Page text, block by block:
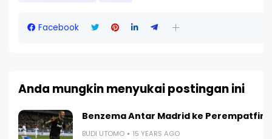
Facebook
Anda mungkin menyukai postingan ini
Benzema Antar Madrid ke
BUDI UTOMO 15 YEARS AGO